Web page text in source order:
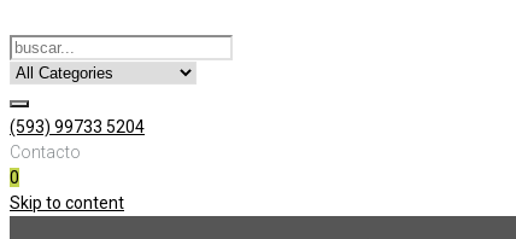
(593) 99733 5204
Contacto
0
Skip to content